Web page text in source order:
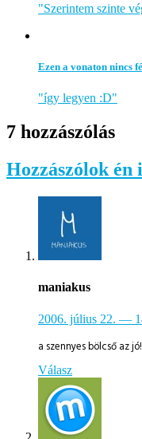
"Szerintem szinte
Ezen a vonaton nincs
"így legyen :D"
7 hozzászólás
Hozzászólok én
maniakus
2006. július 22. —
a szennyes bölcső az jó!
Válasz